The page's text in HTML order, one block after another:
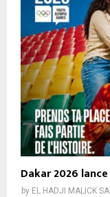
Dakar 2026
by EL HADJI MALICK